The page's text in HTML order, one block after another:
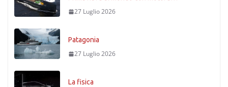
27 Luglio 2026
Patagonia
27 Luglio 2026
La fisica